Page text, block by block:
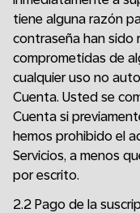
tiene alguna razón
contraseña han sido
comprometidas de
cualquier uso no
Cuenta. Usted se
Cuenta si
hemos prohibido el
Servicios, a menos
por escrito.
2.2 Pago de la